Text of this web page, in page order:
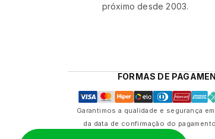
próximo desde 2003.
FORMAS DE
Garantimos a qualidade e segurança
da data de confirmação do